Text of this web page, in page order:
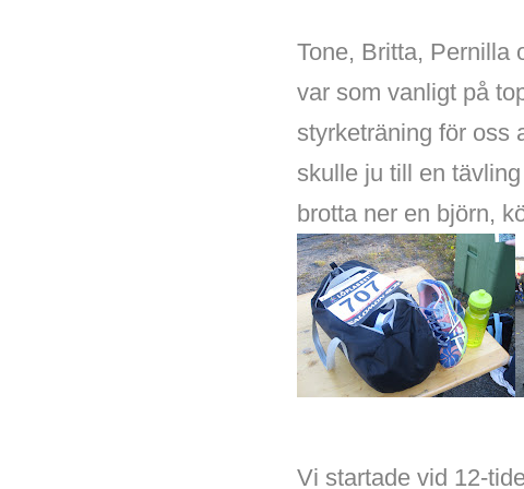
Tone, Britta, Pernilla
var som vanligt på
styrketräning för oss
skulle ju till en
brotta ner en björn,
Vi startade vid 12-